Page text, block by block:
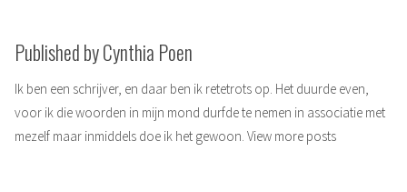
Published by Cynthia Poen
Ik ben een schrijver, en daar ben ik retetrots op. Het duurde even,
voor ik die woorden in mijn mond durfde te nemen in associatie met
mezelf maar inmiddels doe ik het gewoon. View more posts